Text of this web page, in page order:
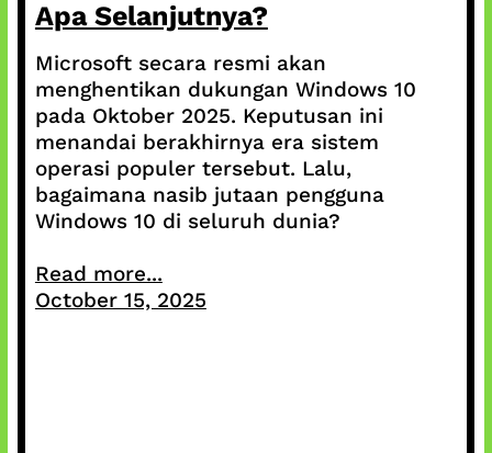
Apa Selanjutnya?
Microsoft secara resmi akan
menghentikan dukungan Windows 10
pada Oktober 2025. Keputusan ini
menandai berakhirnya era sistem
operasi populer tersebut. Lalu,
bagaimana nasib jutaan pengguna
Windows 10 di seluruh dunia?
Read more...
October 15, 2025